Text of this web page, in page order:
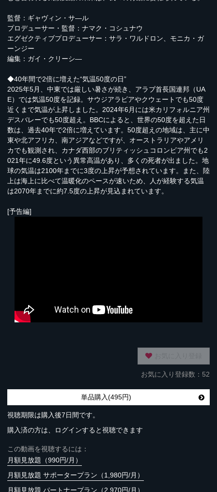
監督：ギャヴィン・サ―ル
プロデューサー・監督：ナマク・コシュナウ
エグゼクティブプロデューサー：サラ・ワルドロン、モニカ・ガ
ーンジー
編集：ガイ・クリーシ―
◆40年間で2倍に増えた“気温50度の日”
2025年5月、中東では厳しい暑さが続き、アラブ首長国連邦（UA
E）では気温50度を記録。サウジアラビアやクウェートでも50度
近くまで気温が上昇しました。2024年6月には米カリフォルニア州
デスバレーでも50度超え。BBCによると、世界の50度を超えた日
数は、過去40年で2倍に増えています。50度超えの地域は、主に中
東や北アフリカ、南アジアなどですが、オーストラリアやアメリ
カでも観測され、カナダ西部のブリティッシュコロンビア州でも2
021年に49.6度という異常高温があり、多くの死者が出ました。地
球の気温は2100年までに3度の上昇が予想されています。また、陸
上は海上に比べて温暖化のペースが速いため、人が経験する気温
は2070年までに約7.5度の上昇が見込まれています。
[予告編]
お気に入り登録数：52
単品購入(495円)
視聴期限は購入後7日間です。
購入済の方は、ログインすると視聴できます
この動画を視聴するには：
月額見放題（990円/月）
月額見放題 サポータープラン（1,980円/月）
月額見放題 パートナープラン（2,970円/月）